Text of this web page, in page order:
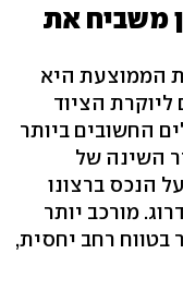
משביח את
הממוצעת היא
ליוקרת הציוד
החשובים ביותר
השינה של
הנכס ברצונו
מורכב יותר
בטווח רחב יחסית,